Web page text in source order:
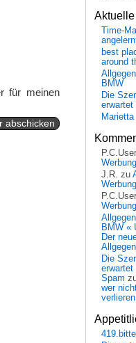
für meinen
Time-
best
around
BMW
Die
erwartet
Marietta
P.C.User
J.R. zu
P.C.User
BMW «
Der
Die
erwartet
Spam
wer